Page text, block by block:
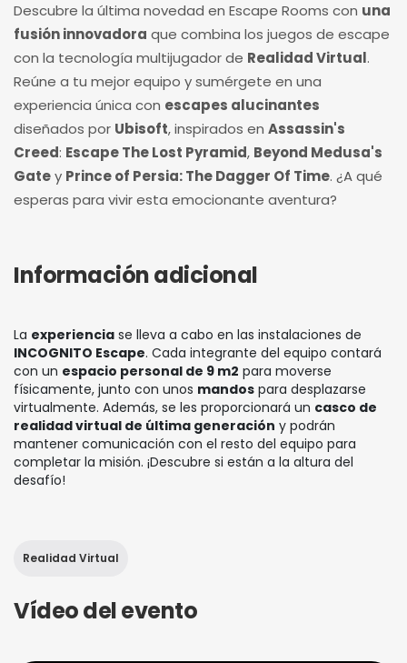
Descubre la última novedad en Escape Rooms con una
fusión innovadora que combina los juegos de escape
con la tecnología multijugador de Realidad Virtual.
Reúne a tu mejor equipo y sumérgete en una
experiencia única con escapes alucinantes
diseñados por Ubisoft, inspirados en Assassin's
Creed: Escape The Lost Pyramid, Beyond Medusa's
Gatey Prince of Persia: The Dagger Of Time. ¿A qué
esperas para vivir esta emocionante aventura?
Información adicional
La experiencia se lleva a cabo en las instalaciones de
INCOGNITO Escape. Cada integrante del equipo contará
con un espacio personal de 9 m2 para moverse
físicamente, junto con unos mandos para desplazarse
virtualmente. Además, se les proporcionará un casco de
realidad virtual de última generación y podrán
mantener comunicación con el resto del equipo para
completar la misión. ¡Descubre si están a la altura del
desafío!
Realidad Virtual
Vídeo del evento